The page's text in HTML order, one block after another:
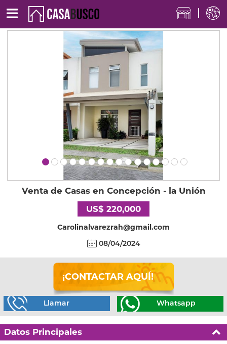
Venta de Casas en Concepción - la Unión
US$ 220,000
Carolinalvarezrah@gmail.com
08/04/2024
¡CONTACTAR AQUÍ!
Llamar Whatsapp
Datos Principales